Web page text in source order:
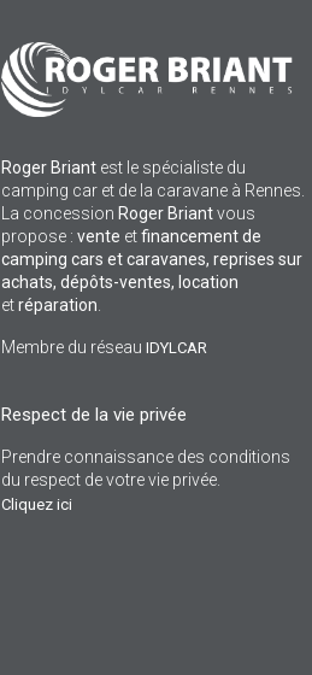
Roger Briant est le spécialiste du
camping car et de la caravane à Rennes.
La concession Roger Briantvous
propose : vente etfinancement de
camping cars et caravanes, reprises sur
achats, dépôts-ventes, location
etréparation
Membre du réseau IDYLCAR
Respect de la vie privée
Prendre connaissance des conditions
du respect de votre vie privée.
Cliquez ici